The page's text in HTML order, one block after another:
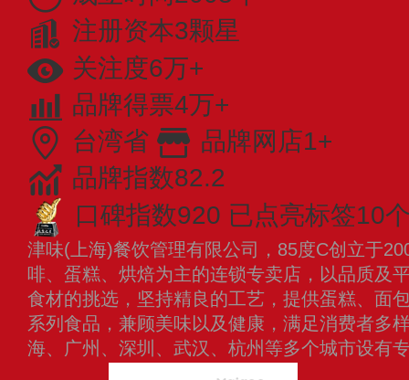
注册资本3颗星
关注度6万+
品牌得票4万+
台湾省
品牌网店1+
品牌指数82.2
口碑指数920 已点亮标签10
津味(上海)餐饮管理有限公司，85度C创立于
啡、蛋糕、烘焙为主的连锁专卖店，以品质及
食材的挑选，坚持精良的工艺，提供蛋糕、面
系列食品，兼顾美味以及健康，满足消费者多
海、广州、深圳、武汉、杭州等多个城市设有